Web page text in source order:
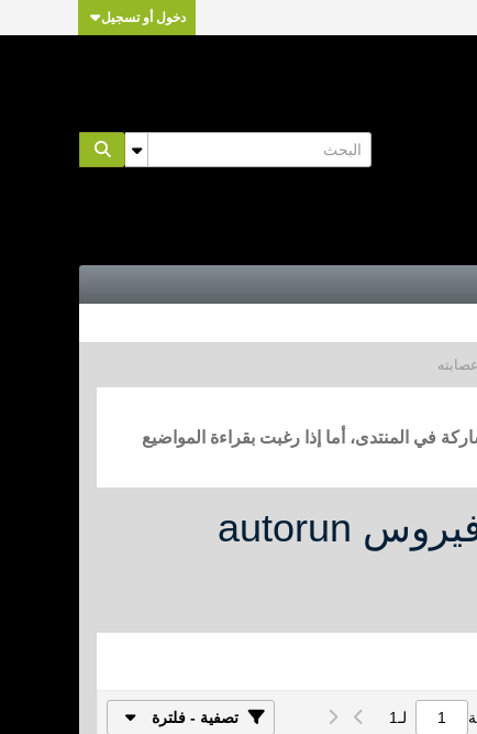
دخول أو تسجيل
في المنتدى، أما إذا رغبت بقراءة المواضيع
احدث اصدار من برنامج مكنسة الفيروسات للقضاء على فيروس autorun
لـ1 تصفية - فلترة